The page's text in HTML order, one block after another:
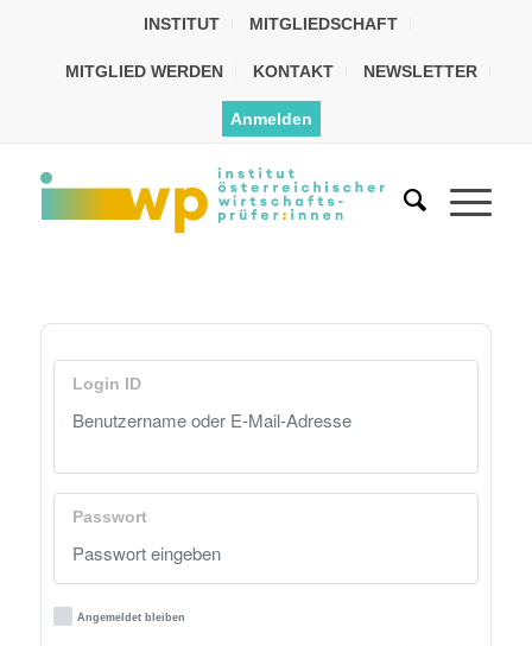
INSTITUT MITGLIEDSCHAFT
MITGLIED WERDEN KONTAKT NEWSLETTER
Anmelden
Login ID
Passwort
Angemeldet bleiben